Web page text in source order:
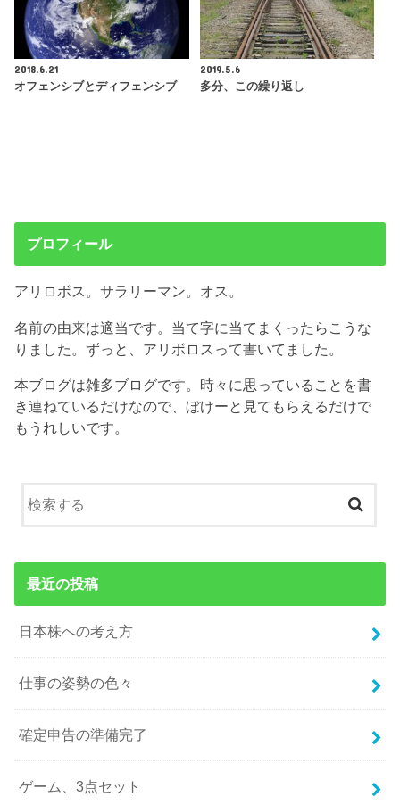
2018.6.21
オフェンシブとディフェンシブ
2019.5.6
多分、この繰り返し
プロフィール
アリロボス。サラリーマン。オス。
名前の由来は適当です。当て字に当てまくったらこうな
りました。ずっと、アリボロスって書いてました。
本ブログは雑多ブログです。時々に思っていることを書
き連ねているだけなので、ぼけーと見てもらえるだけで
もうれしいです。
最近の投稿
日本株への考え方
仕事の姿勢の色々
確定申告の準備完了
ゲーム、3点セット